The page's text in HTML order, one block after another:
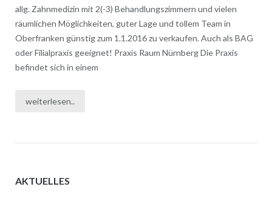
allg. Zahnmedizin mit 2(-3) Behandlungszimmern und vielen
räumlichen Möglichkeiten, guter Lage und tollem Team in
Oberfranken günstig zum 1.1.2016 zu verkaufen. Auch als BAG
oder Filialpraxis geeignet! Praxis Raum Nürnberg Die Praxis
befindet sich in einem
weiterlesen..
AKTUELLES